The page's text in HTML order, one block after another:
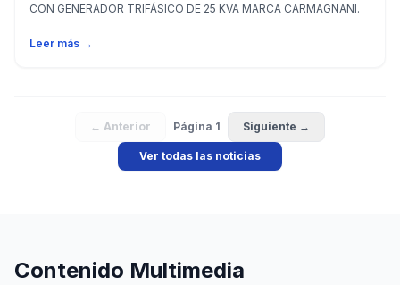
CON GENERADOR TRIFÁSICO DE 25 KVA MARCA CARMAGNANI.
Leer más →
← Anterior Página 1 Siguiente →
Ver todas las noticias
Contenido Multimedia